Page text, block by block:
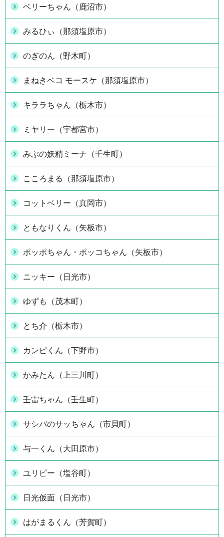
ベリーちゃん（鹿沼市）
みるひぃ（那須塩原市）
のぎのん（野木町）
まねきベコ モースケ（那須塩原市）
キララちゃん（栃木市）
ミヤリー（宇都宮市）
みぶの妖精ミーナ（壬生町）
こころまる（那須塩原市）
コットベリー（真岡市）
ともなりくん（矢板市）
ポッポちゃん・ポッコちゃん（矢板市）
ニッキー（日光市）
ゆずも（茂木町）
とち介（栃木市）
カンピくん（下野市）
かみたん（上三川町）
壬雷ちゃん（壬生町）
サシバのサッちゃん（市貝町）
与一くん（大田原市）
ユリピー（塩谷町）
日光仮面（日光市）
はがまるくん（芳賀町）